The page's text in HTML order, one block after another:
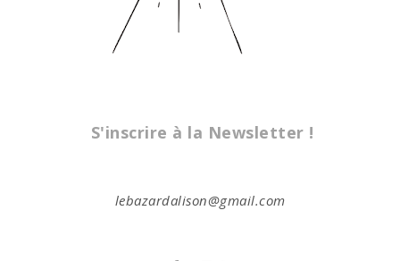
S'inscrire à la Newsletter !
lebazardalison@gmail.com